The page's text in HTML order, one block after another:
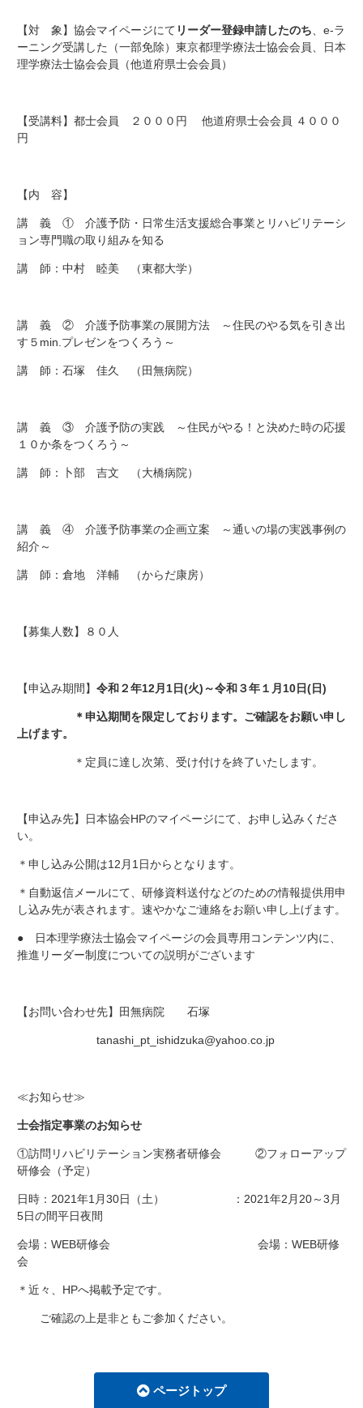
【対 象】協会マイページにて リーダー登録申請したのち、e-ラ
ーニング受講した（一部免除）東京都理学療法士協会会員、日本
理学療法士協会会員（他道府県士会会員）
【受講料】都士会員 ２０００円 他道府県士会会員 ４０００
円
【内 容】
講 義 ① 介護予防・日常生活支援総合事業とリハビリテーシ
ョン専門職の取り組みを知る
講 師：中村 睦美 （東都大学）
講 義 ② 介護予防事業の展開方法 ～住民のやる気を引き出
す５min.プレゼンをつくろう～
講 師：石塚 佳久 （田無病院）
講 義 ③ 介護予防の実践 ～住民がやる！と決めた時の応援
１０か条をつくろう～
講 師：卜部 吉文 （大橋病院）
講 義 ④ 介護予防事業の企画立案 ～通いの場の実践事例の
紹介～
講 師：倉地 洋輔 （からだ康房）
【募集人数】８０人
【申込み期間】 令和２年12月1日(火)～令和３年１月10日(日)
＊申込期間を限定しております。ご確認をお願い申し
上げます。
＊定員に達し次第、受け付けを終了いたします。
【申込み先】日本協会HPのマイページにて、お申し込みくださ
い。
＊申し込み公開は12月1日からとなります。
＊自動返信メールにて、研修資料送付などのための情報提供用申
し込み先が表されます。速やかなご連絡をお願い申し上げます。
● 日本理学療法士協会マイページの会員専用コンテンツ内に、
推進リーダー制度についての説明がございます
【お問い合わせ先】田無病院 石塚
tanashi_pt_ishidzuka@yahoo.co.jp
≪お知らせ≫
士会指定事業のお知らせ
①訪問リハビリテーション実務者研修会 ②フォローアップ
研修会（予定）
日時：2021年1月30日（土） ：2021年2月20～3月
5日の間平日夜間
会場：WEB研修会 会場：WEB研修
会
＊近々、HPへ掲載予定です。
ご確認の上是非ともご参加ください。
ページトップ